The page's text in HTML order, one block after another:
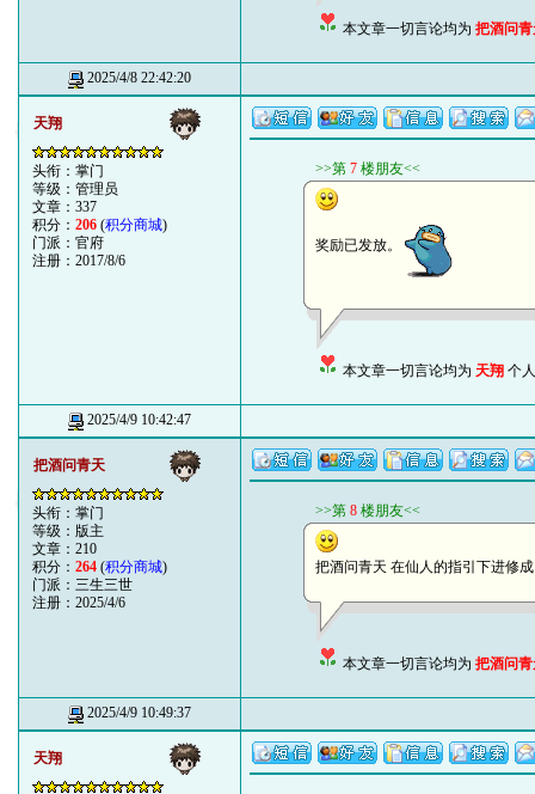
本文章一切言论均为 把酒问
2025/4/8 22:42:20
天翔
头衔：掌门
等级：管理员
文章：337
积分： 206 (积分商城)
门派：官府
注册：2017/8/6
>>第 7 楼朋友<<
奖励已发放。
本文章一切言论均为 天翔 个
2025/4/9 10:42:47
把酒问青天
头衔：掌门
等级：版主
文章：210
积分： 264 (积分商城)
门派：三生三世
注册：2025/4/6
>>第 8 楼朋友<<
把酒问青天 在仙人的指引下进修
本文章一切言论均为 把酒问
2025/4/9 10:49:37
天翔